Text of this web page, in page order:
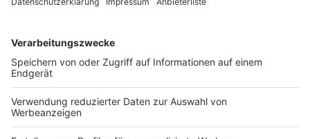
schweren Beinen gelingt Manuel Baums Mannschaft
Erstligisten.
DEINE GEMERKTEN ARTIKEL
Du hast dir noch keine Artikel gemerkt